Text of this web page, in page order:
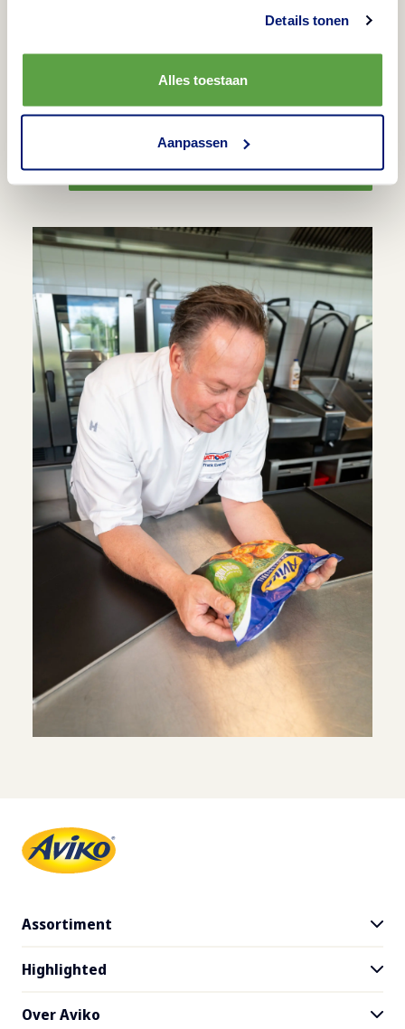
Details tonen
Alles toestaan
Aanpassen
je gegevens en kassabon in te dienen
het bedrag wordt automatisch gestort op
jouw rekening
Ontvang aankoopbedrag
terug
Assortiment
Alle producten
Gratis product testen
Highlighted
Recepten
Over Aviko